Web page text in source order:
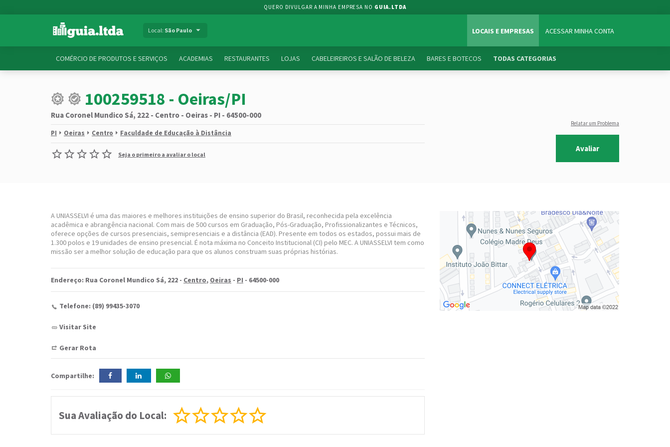
QUERO DIVULGAR A MINHA EMPRESA NO GUIA.LTDA
Local: São Paulo LOCAIS E EMPRESAS ACESSAR MINHA CONTA
COMÉRCIO DE PRODUTOS E SERVIÇOS ACADEMIAS RESTAURANTES LOJAS CABELEIREIROS E SALÃO DE BELEZA BARES E BOTECOS TODAS CATEGORIAS
100259518 - Oeiras/PI
Rua Coronel Mundico Sá, 222 - Centro - Oeiras - PI - 64500-000
PI Oeiras Centro Faculdade de Educação à Distância
Seja o primeiro a avaliar o local
Relatar um Problema
Avaliar
A UNIASSELVI é uma das maiores e melhores instituições de ensino superior do Brasil, reconhecida pela excelência
acadêmica e abrangência nacional. Com mais de 500 cursos em Graduação, Pós-Graduação, Profissionalizantes e Técnicos,
oferece opções de cursos presenciais, semipresenciais e a distância (EAD). Presente em todos os estados, possui mais de
1.300 polos e 19 unidades de ensino presencial. É nota máxima no Conceito Institucional (CI) pelo MEC. A UNIASSELVI tem como
missão ser a melhor solução de educação para que os alunos construam suas próprias histórias.
Endereço: Rua Coronel Mundico Sá, 222 - Centro, Oeiras - PI - 64500-000
Telefone: (89) 99435-3070
Visitar Site
Gerar Rota
Compartilhe:
Sua Avaliação do Local: